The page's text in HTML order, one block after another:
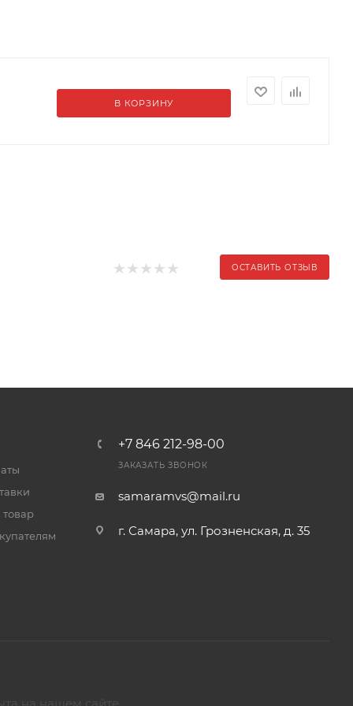
В КОРЗИНУ
ОСТАВИТЬ ОТЗЫВ
+7 846 212-98-00
ЗАКАЗАТЬ ЗВОНОК
samaramvs@mail.ru
г. Самара, ул. Грозненская, д. 35